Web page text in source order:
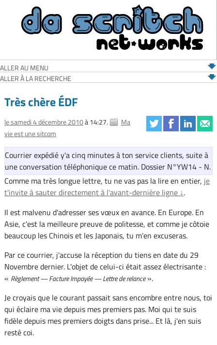
ALLER AU MENU
ALLER À LA RECHERCHE
Très chère ÉDF
le samedi 4 décembre 2010à 14:27.
Ma
vie est une sitcom
Courrier expédié y'a cinq minutes à ton service clients, suite à
une conversation téléphonique ce matin. Dossier N°YW14 - N.
Comme ma très longue lettre, tu ne vas pas la lire en entier, je
t'invite à sauter directement à l'avant-dernière ligne ↓.
Il est malvenu d'adresser ses vœux en avance. En Europe. En
Asie, c'est la meilleure preuve de politesse, et comme je côtoie
beaucoup les Chinois et les Japonais, tu m'en excuseras.
Par ce courrier, j'accuse la réception du tiens en date du 29
Novembre dernier. L'objet de celui-ci était assez électrisante :
« Règlement — Facture Impayée — Lettre de relance».
Je croyais que le courant passait sans encombre entre nous, toi
qui éclaire ma vie depuis mes premiers pas. Moi qui te suis
fidèle depuis mes premiers doigts dans prise... Et là, j'en suis
resté coi.